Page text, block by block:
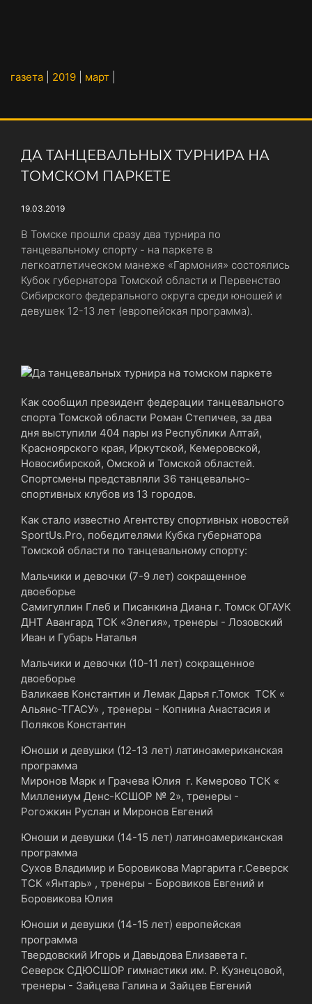
газета 2019 март
ДА ТАНЦЕВАЛЬНЫХ ТУРНИРА НА
ТОМСКОМ ПАРКЕТЕ
19.03.2019
В Томске прошли сразу два турнира по
танцевальному спорту - на паркете в
легкоатлетическом манеже «Гармония» состоялись
Кубок губернатора Томской области и Первенство
Сибирского федерального округа среди юношей и
девушек 12-13 лет (европейская программа).
Как сообщил президент федерации танцевального
спорта Томской области Роман Степичев, за два
дня выступили 404 пары из Республики Алтай,
Красноярского края, Иркутской, Кемеровской,
Новосибирской, Омской и Томской областей.
Спортсмены представляли 36 танцевально-
спортивных клубов из 13 городов.
Как стало известно Агентству спортивных новостей
SportUs.Рro, победителями Кубка губернатора
Томской области по танцевальному спорту:
Мальчики и девочки (7-9 лет) сокращенное
двоеборье
Самигуллин Глеб и Писанкина Диана г. Томск ОГАУК
ДНТ Авангард ТСК «Элегия», тренеры - Лозовский
Иван и Губарь Наталья
Мальчики и девочки (10-11 лет) сокращенное
двоеборье
Валикаев Константин и Лемак Дарья г.Томск ТСК «
Альянс-ТГАСУ» , тренеры - Копнина Анастасия и
Поляков Константин
Юноши и девушки (12-13 лет) латиноамериканская
программа
Миронов Марк и Грачева Юлия г. Кемерово ТСК «
Миллениум Денс-КСШОР № 2», тренеры -
Рогожкин Руслан и Миронов Евгений
Юноши и девушки (14-15 лет) латиноамериканская
программа
Сухов Владимир и Боровикова Маргарита г.Северск
ТСК «Янтарь» , тренеры - Боровиков Евгений и
Боровикова Юлия
Юноши и девушки (14-15 лет) европейская
программа
Твердовский Игорь и Давыдова Елизавета г.
Северск СДЮСШОР гимнастики им. Р. Кузнецовой,
тренеры - Зайцева Галина и Зайцев Евгений